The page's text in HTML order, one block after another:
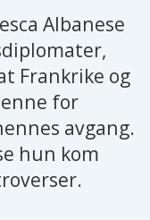
Albanese
Frankrike og
for
avgang.
hun kom